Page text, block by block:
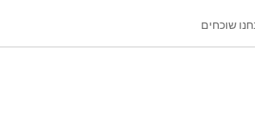
שוכחים